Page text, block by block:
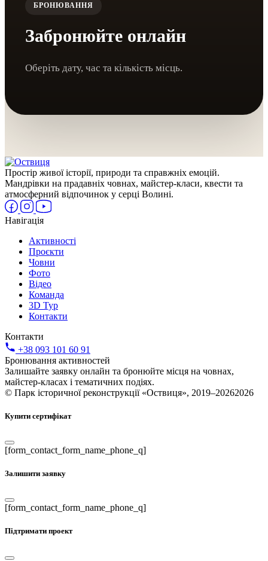
БРОНЮВАННЯ
Забронюйте онлайн
Оберіть дату, час та кількість місць.
Простір живої історії, природи та справжніх емоцій.
Мандрівки на прадавніх човнах, майстер-класи, квести та
атмосферний відпочинок у серці Волині.
Навігація
Активності
Проєкти
Човни
Фото
Відео
Команда
3D Тур
Контакти
Контакти
+38 093 101 60 91
Бронювання активностей
Залишайте заявку онлайн та бронюйте місця на човнах,
майстер-класах і тематичних подіях.
© Парк історичної реконструкції «Оствиця», 2019–20262026
Купити сертифікат
[form_contact_form_name_phone_q]
Залишити заявку
[form_contact_form_name_phone_q]
Підтримати проект